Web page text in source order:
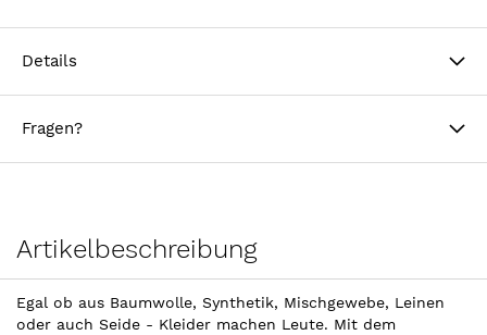
Details
Fragen?
Artikelbeschreibung
Egal ob aus Baumwolle, Synthetik, Mischgewebe, Leinen
oder auch Seide - Kleider machen Leute. Mit dem